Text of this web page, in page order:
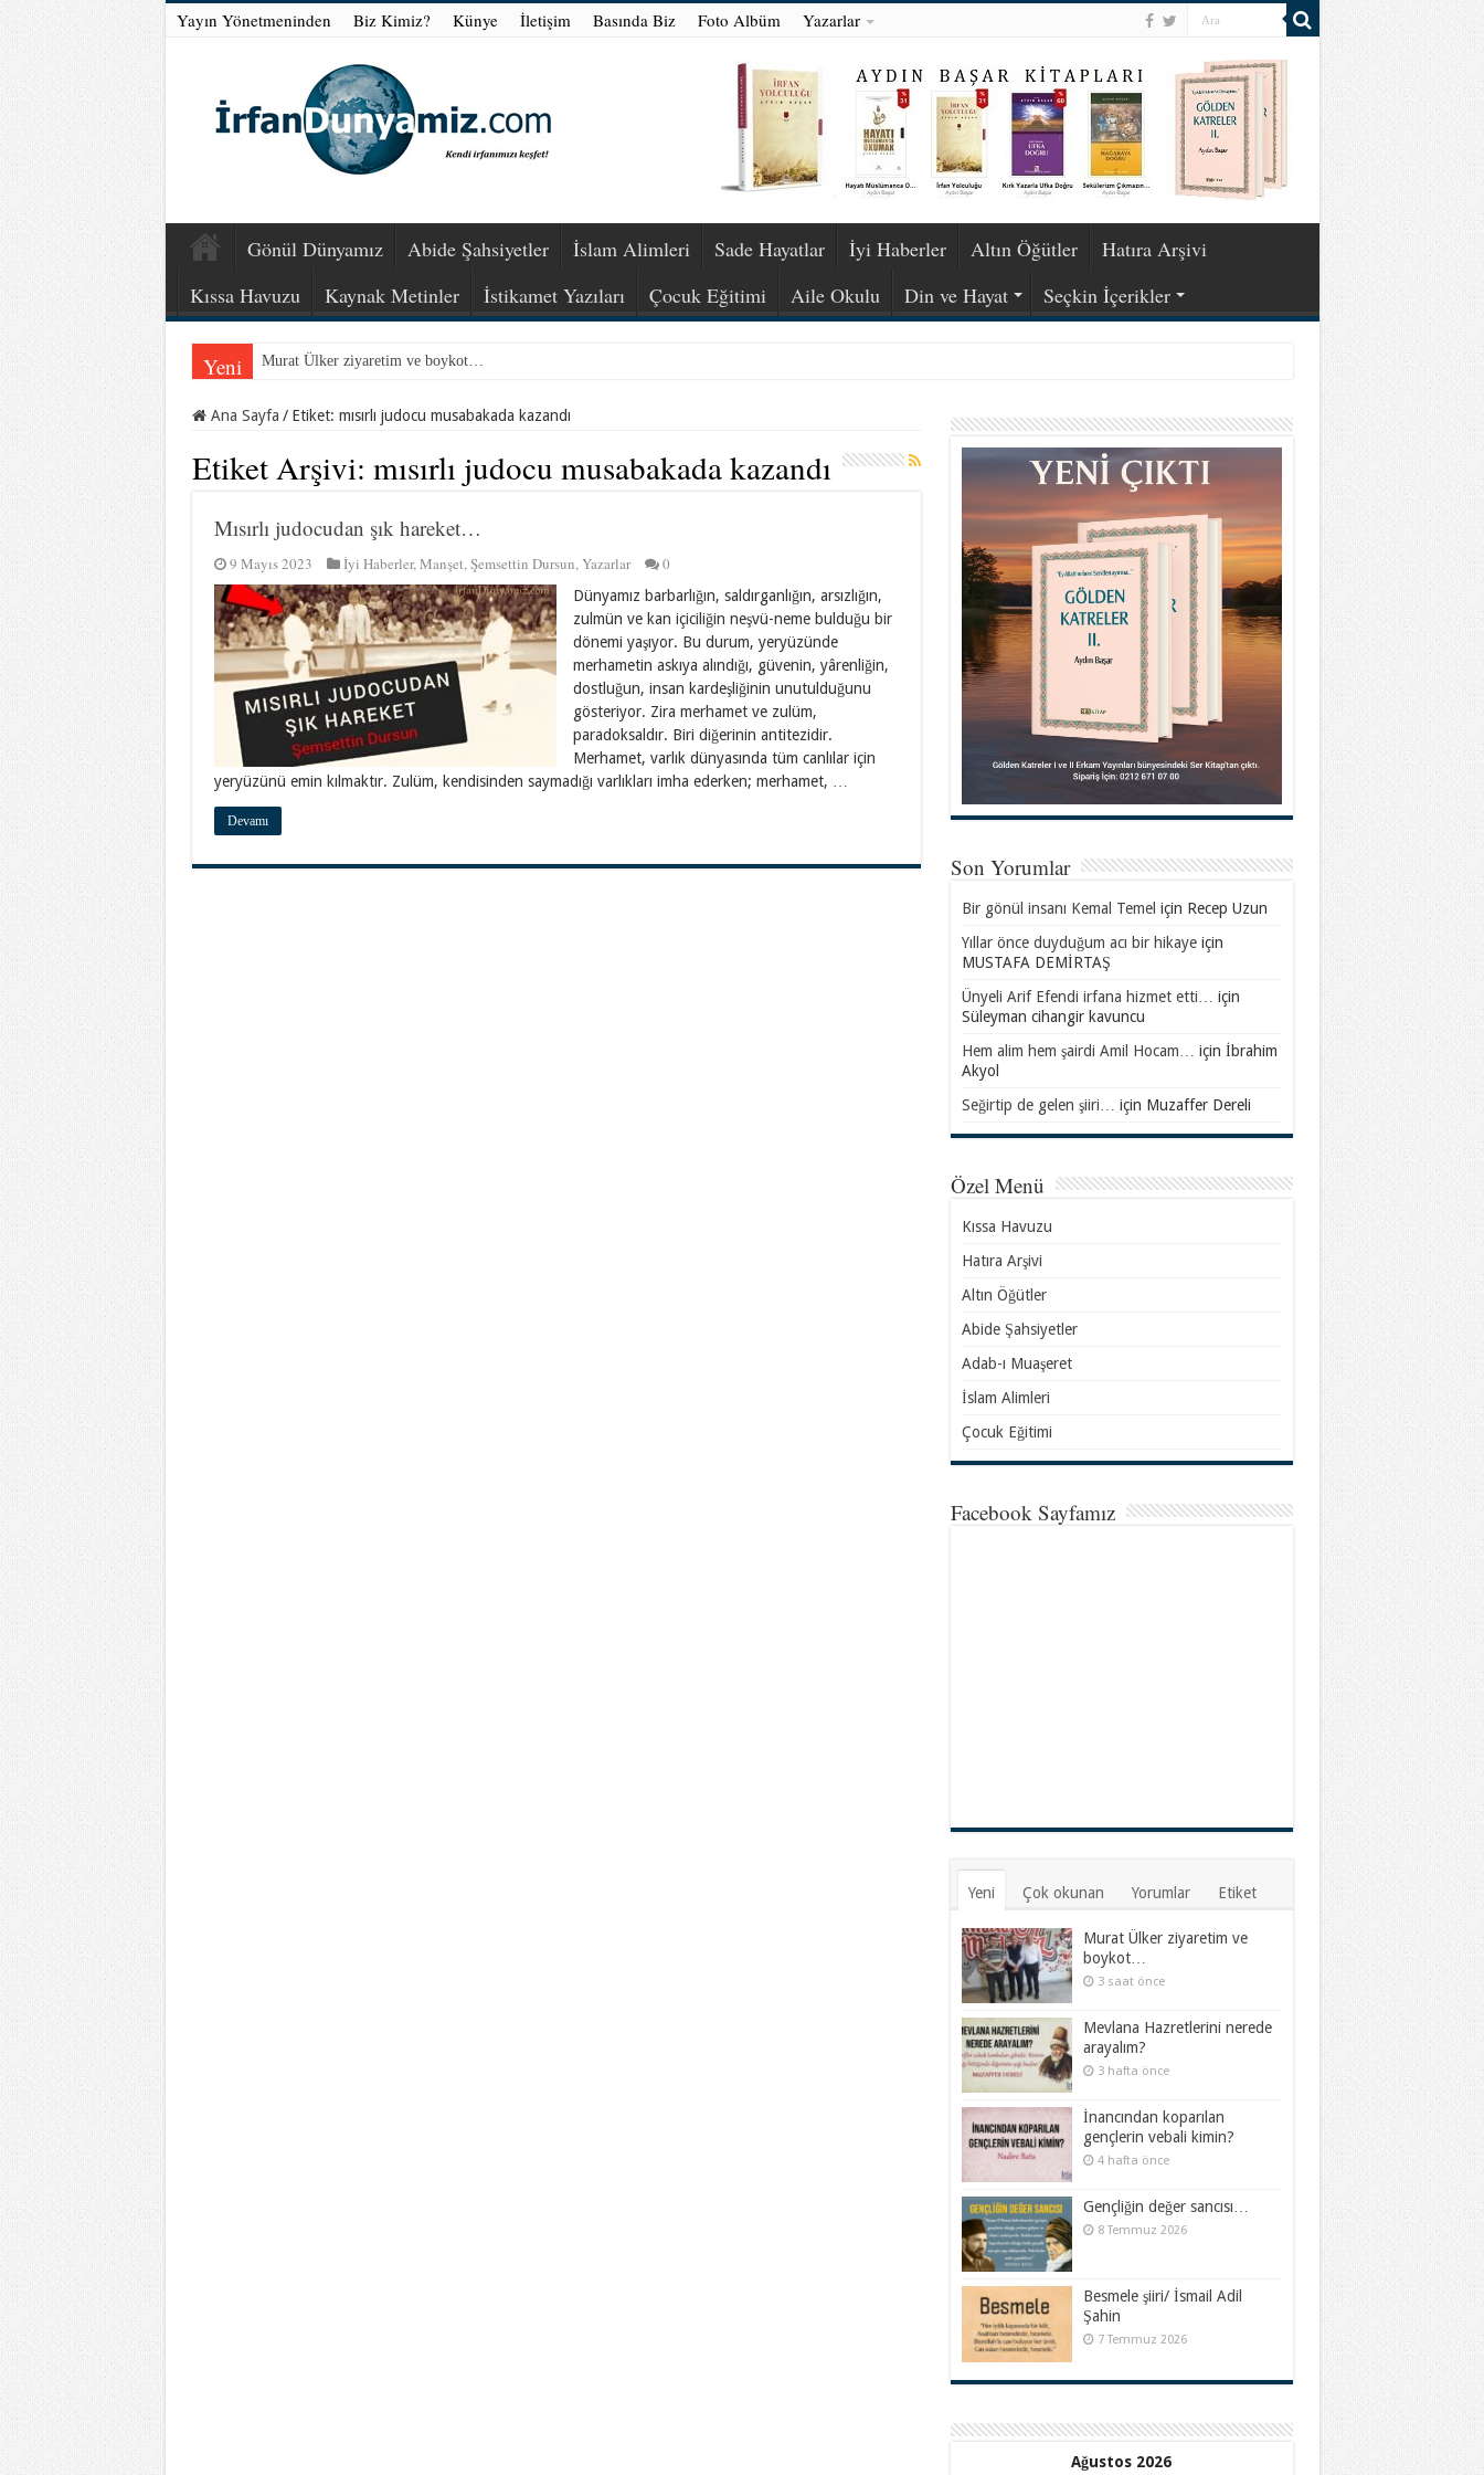
Yayın Yönetmeninden Biz Kimiz? Künye İletişim Basında Biz Foto Albüm Yazarlar
Gönül Dünyamız Abide Şahsiyetler İslam Alimleri Sade Hayatlar İyi Haberler Altın Öğütler
Hatıra Arşivi
Kıssa Havuzu
Kaynak Metinler İstikamet Yazıları Çocuk Eğitimi Aile Okulu Din ve Hayat Seçkin İçerikler
Yeni Murat Ülker ziyaretim ve boykot…
Ana Sayfa / Etiket: mısırlı judocu musabakada kazandı
Etiket Arşivi: mısırlı judocu musabakada kazandı
Mısırlı judocudan şık hareket…
9 Mayıs 2023 İyi Haberler,Manşet,Şemsettin Dursun,Yazarlar 0
Dünyamız barbarlığın, saldırganlığın, arsızlığın,
zulmün ve kan içiciliğin neşvü-neme bulduğu bir
dönemi yaşıyor. Bu durum, yeryüzünde
merhametin askıya alındığı, güvenin, yârenliğin,
dostluğun, insan kardeşliğinin unutulduğunu
gösteriyor. Zira merhamet ve zulüm,
paradoksaldır. Biri diğerinin antitezidir.
Merhamet, varlık dünyasında tüm canlılar için
yeryüzünü emin kılmaktır. Zulüm, kendisinden saymadığı varlıkları imha ederken; merhamet, …
Devamı
Son Yorumlar
Bir gönül insanı Kemal Temel için Recep Uzun
Yıllar önce duyduğum acı bir hikayeiçin
MUSTAFA DEMİRTAŞ
Ünyeli Arif Efendi irfana hizmet etti…
için
Süleyman cihangir kavuncu
Hem alim hem şairdi Amil Hocam…
için İbrahim
Akyol
Seğirtip de gelen şiiri…
için Muzaffer Dereli
Özel Menü
Kıssa Havuzu
Hatıra Arşivi
Altın Öğütler
Abide Şahsiyetler
Adab-ı Muaşeret
İslam Alimleri
Çocuk Eğitimi
Facebook Sayfamız
Yeni Çok okunan Yorumlar Etiket
Murat Ülker ziyaretim ve
boykot…
3 saat önce
Mevlana Hazretlerini nerede
arayalım?
3 hafta önce
İnancından koparılan
gençlerin vebali kimin?
4 hafta önce
Gençliğin değer sancısı…
8 Temmuz 2026
Besmele şiiri/ İsmail Adil
Şahin
7 Temmuz 2026
Ağustos 2026